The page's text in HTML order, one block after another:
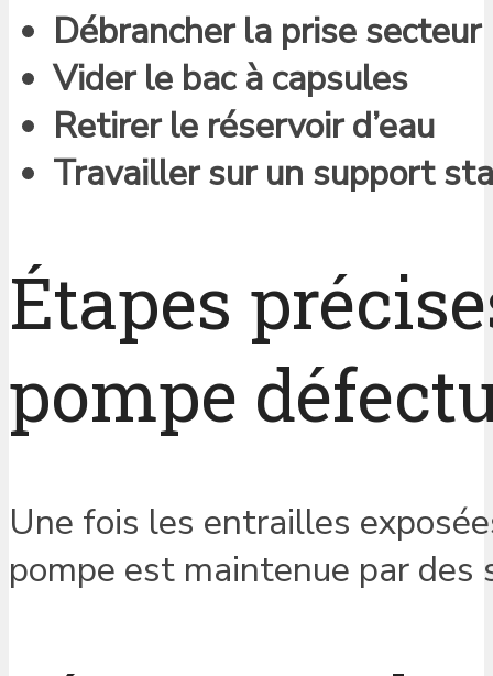
Débrancher la prise secteur
Vider le bac à capsules
Retirer le réservoir d’eau
Travailler sur un support
Étapes
pompe
Une fois les entrailles
pompe est maintenue par des